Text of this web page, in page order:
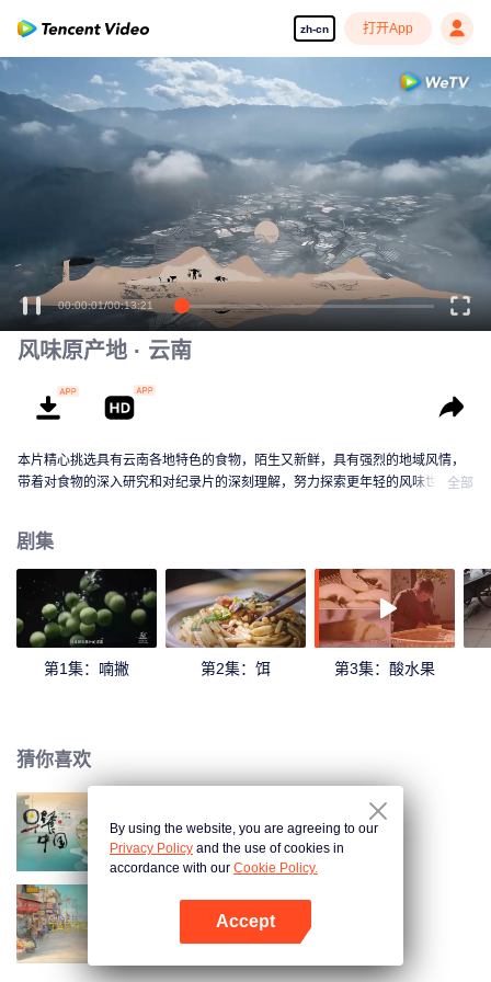
zh-cn 打开App
00:00:01/00:13:21
风味原产地 · 云南
本片精心挑选具有云南各地特色的食物，陌生又新鲜，具有强烈的地域风情，
带着对食物的深入研究和对纪录片的深刻理解，努力探索更年轻的风味世界。
全部
剧集
第1集：喃撇 第2集：饵 第3集：酸水果
猜你喜欢
早餐中国 第1季
我的美食向导
By using the website, you are agreeing to our
Privacy Policy and the use of cookies in
accordance with our Cookie Policy.
Accept